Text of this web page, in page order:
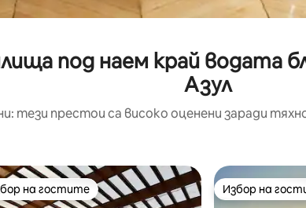
под наем край водата
Азул
тези престои са високо оценени заради
на гостите
на гостите Избор на
Избор на